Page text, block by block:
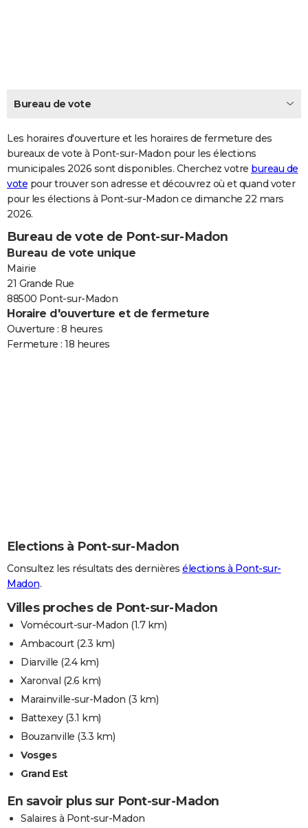
CARTE DE VOEUX
Dictionnaire
Biographies
Citations
Expressions
Proverbes
PROGRAMME TV
COPAINS D'AVANT
S'inscrire
Se connecter
Lycées
Collèges
Primaires
Universités
Entreprises
Service militaire
Avis de recherche
AVIS DE DÉCÈS
FORUM
Bricolage
Lifestyle
Culture
Sport
Auto
Television
Voyage
Cinema
Bureau de vote
Les horaires d'ouverture et les horaires de fermeture des
bureaux de vote à Pont-sur-Madon pour les élections
municipales 2026 sont disponibles. Cherchez votre bureau de
vote pour trouver son adresse et découvrez où et quand voter
pour les élections à Pont-sur-Madon ce dimanche 22 mars
2026.
Bureau de vote de Pont-sur-Madon
Bureau de vote unique
Mairie
21 Grande Rue
88500 Pont-sur-Madon
Horaire d'ouverture et de fermeture
Ouverture : 8 heures
Fermeture : 18 heures
Elections à Pont-sur-Madon
Consultez les résultats des dernières élections à Pont-sur-
Madon.
Villes proches de Pont-sur-Madon
Vomécourt-sur-Madon (1.7 km)
Ambacourt(2.3 km)
Diarville (2.4 km)
Xaronval (2.6 km)
Marainville-sur-Madon (3 km)
Battexey(3.1 km)
Bouzanville (3.3 km)
Vosges
Grand Est
En savoir plus sur Pont-sur-Madon
Salaires à Pont-sur-Madon